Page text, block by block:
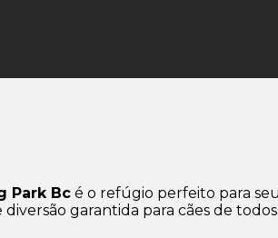
Park Bc é o refúgio perfeito para
garantida para cães de